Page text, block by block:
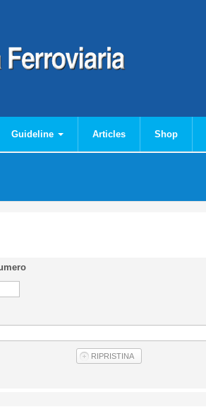
Guideline Articles Shop